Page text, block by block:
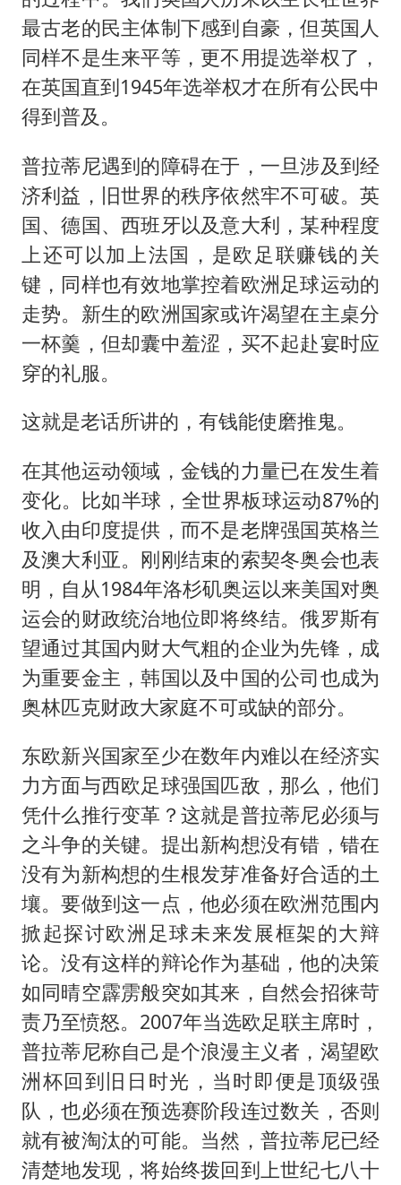
最古老的民主体制下感到自豪，但英国人
同样不是生来平等，更不用提选举权了，
在英国直到1945年选举权才在所有公民中
得到普及。
普拉蒂尼遇到的障碍在于，一旦涉及到经
济利益，旧世界的秩序依然牢不可破。英
国、德国、西班牙以及意大利，某种程度
上还可以加上法国，是欧足联赚钱的关
键，同样也有效地掌控着欧洲足球运动的
走势。新生的欧洲国家或许渴望在主桌分
一杯羹，但却囊中羞涩，买不起赴宴时应
穿的礼服。
这就是老话所讲的，有钱能使磨推鬼。
在其他运动领域，金钱的力量已在发生着
变化。比如半球，全世界板球运动87%的
收入由印度提供，而不是老牌强国英格兰
及澳大利亚。刚刚结束的索契冬奥会也表
明，自从1984年洛杉矶奥运以来美国对奥
运会的财政统治地位即将终结。俄罗斯有
望通过其国内财大气粗的企业为先锋，成
为重要金主，韩国以及中国的公司也成为
奥林匹克财政大家庭不可或缺的部分。
东欧新兴国家至少在数年内难以在经济实
力方面与西欧足球强国匹敌，那么，他们
凭什么推行变革？这就是普拉蒂尼必须与
之斗争的关键。提出新构想没有错，错在
没有为新构想的生根发芽准备好合适的土
壤。要做到这一点，他必须在欧洲范围内
掀起探讨欧洲足球未来发展框架的大辩
论。没有这样的辩论作为基础，他的决策
如同晴空霹雳般突如其来，自然会招徕苛
责乃至愤怒。2007年当选欧足联主席时，
普拉蒂尼称自己是个浪漫主义者，渴望欧
洲杯回到旧日时光，当时即便是顶级强
队，也必须在预选赛阶段连过数关，否则
就有被淘汰的可能。当然，普拉蒂尼已经
清楚地发现，将始终拨回到上世纪七八十